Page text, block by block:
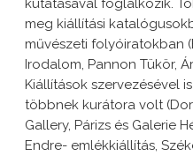
kutatásával foglalkozik.
meg kiállítási
művészeti folyóiratokban
Irodalom, Pannon Tükör,
Kiállítások szervezésével
többnek kurátora volt
Gallery, Párizs és Galerie
Endre- emlékkiállítás,